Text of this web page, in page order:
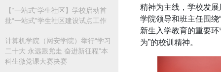
【“一站式”学生社区】学校启动首
批“一站式”学生社区建设试点工作
计算机学院（网安学院）举行“学习
二十大 永远跟党走 奋进新征程”本
科生微党课大赛决赛
精神为主线，学校发
学院领导和班主任围绕
新生入学教育的重要
为”的校训精神。